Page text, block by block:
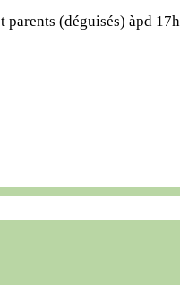
parents (déguisés) àpd